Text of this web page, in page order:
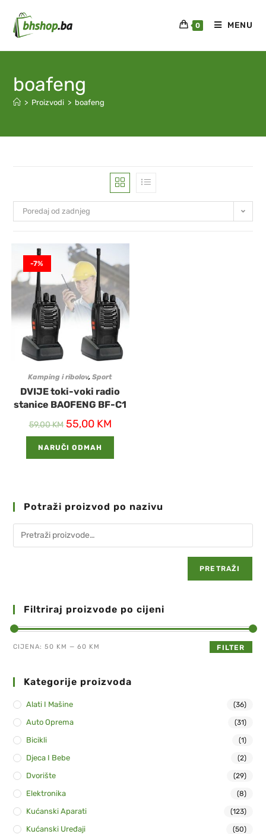
0 MENU
boafeng
> Proizvodi > boafeng
Poredaj od zadnjeg
-7%
Kamping i ribolov,Sport
DVIJE toki-voki radio
stanice BAOFENG BF-C1
59,00KM 55,00 KM
NARUČI ODMAH
Potraži proizvod po nazivu
PRETRAŽI
Filtriraj proizvode po cijeni
FILTER
CIJENA:50 KM —60 KM
Kategorije proizvoda
Alati I Mašine (36)
Auto Oprema (31)
Bicikli (1)
Djeca I Bebe (2)
Dvorište (29)
Elektronika (8)
Kućanski Aparati (123)
Kućanski Uređaji (50)